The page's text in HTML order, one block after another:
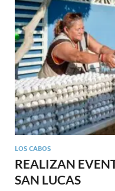
LOS CABOS
REALIZAN
SAN LUCAS